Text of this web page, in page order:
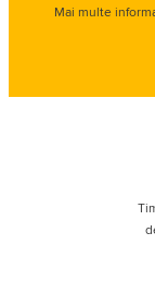
Mai multe